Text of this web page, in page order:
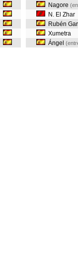
Nagore
N. El Zhar
Rubén
Xumetra
Ángel